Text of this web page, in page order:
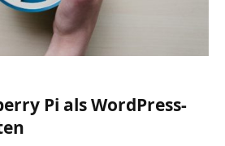
Pi als WordPress-